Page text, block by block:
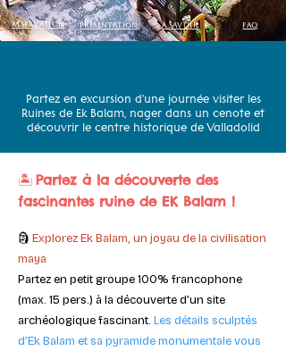
réservation présentation A savoir FAq
Partez en excursion d’une journée visiter les
Ruines de Ek Balam, nager dans un cenote et
découvrir le centre historique de Valladolid
🏝️ Partez à la découverte des
fascinantes ruine de EK Balam !
🗿 Explorez Ek Balam, un joyau de la civilisation
maya
Partez en petit groupe 100% francophone
(max. 15 pers.) à la découverte d’un site
archéologique fascinant. Les détails sculptés
d’Ek Balam et sa pyramide monumentale vous